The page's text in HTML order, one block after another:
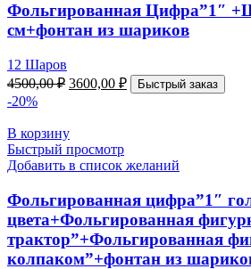
Фольгированная Цифра”1″
см+фонтан из шариков
12 Шаров
4500,00₽ 3600,00 ₽ Быстрый заказ
-20%
В корзину
Быстрый просмотр
Добавить в список желаний
Фольгированная цифра”1″
цвета+Фольгированная
трактор”+Фольгированная
колпаком”+фонтан из